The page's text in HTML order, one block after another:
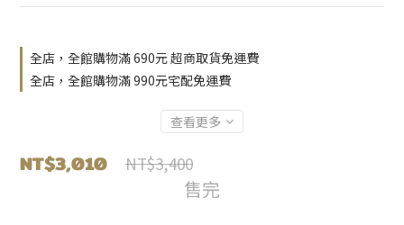
全店，全館購物滿 690元 超商取貨免運費
全店，全館購物滿 990元宅配免運費
查看更多
NT$3,010 NT$3,400
售完